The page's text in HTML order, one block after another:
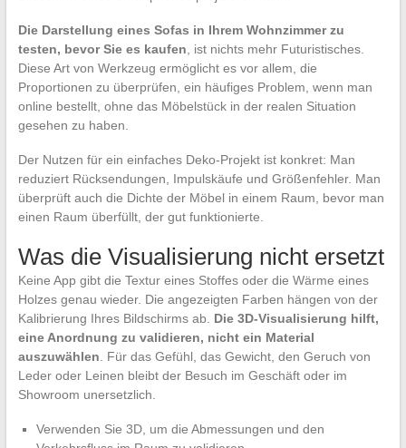
Die Darstellung eines Sofas in Ihrem Wohnzimmer zu
testen, bevor Sie es kaufen, ist nichts mehr Futuristisches.
Diese Art von Werkzeug ermöglicht es vor allem, die
Proportionen zu überprüfen, ein häufiges Problem, wenn man
online bestellt, ohne das Möbelstück in der realen Situation
gesehen zu haben.
Der Nutzen für ein einfaches Deko-Projekt ist konkret: Man
reduziert Rücksendungen, Impulskäufe und Größenfehler. Man
überprüft auch die Dichte der Möbel in einem Raum, bevor man
einen Raum überfüllt, der gut funktionierte.
Was die Visualisierung nicht ersetzt
Keine App gibt die Textur eines Stoffes oder die Wärme eines
Holzes genau wieder. Die angezeigten Farben hängen von der
Kalibrierung Ihres Bildschirms ab. Die 3D-Visualisierung hilft,
eine Anordnung zu validieren, nicht ein Material
auszuwählen. Für das Gefühl, das Gewicht, den Geruch von
Leder oder Leinen bleibt der Besuch im Geschäft oder im
Showroom unersetzlich.
Verwenden Sie 3D, um die Abmessungen und den